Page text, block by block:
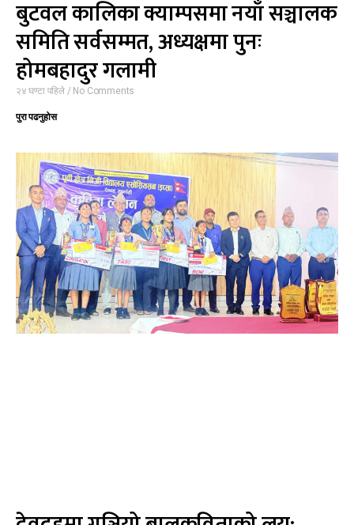
बुटवल कालिका क्याम्पसमा नयाँ सञ्चालक
समिति सर्वसम्मत, अध्यक्षमा पुनः
होमबहादुर गलामी
२४ घण्टा पहिले No Comments
पुरा पढनुहोस